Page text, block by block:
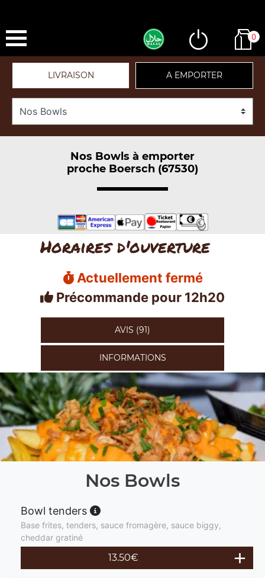
0
LIVRAISON A EMPORTER
Nos Bowls à emporter
proche Boersch (67530)
Horaires d'ouverture
Actuellement fermé
Précommande pour 12h20
AVIS (91)
INFORMATIONS
Nos Bowls
Bowl tenders
Base frites, tenders, sauce fromagère, sauce biggy,
cheddar gratiné
13.50€